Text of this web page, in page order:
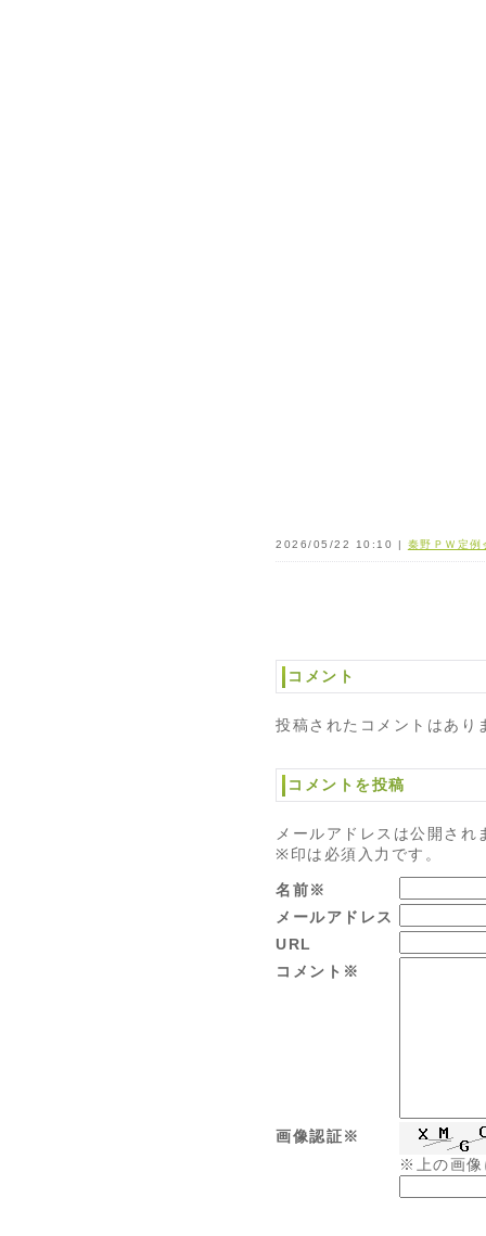
2026/05/22 10:10 | 秦野ＰＷ定例
コメント
投稿されたコメントはあり
コメントを投稿
メールアドレスは公開され
※印は必須入力です。
名前※
メールアドレス
URL
コメント※
画像認証※
※上の画像